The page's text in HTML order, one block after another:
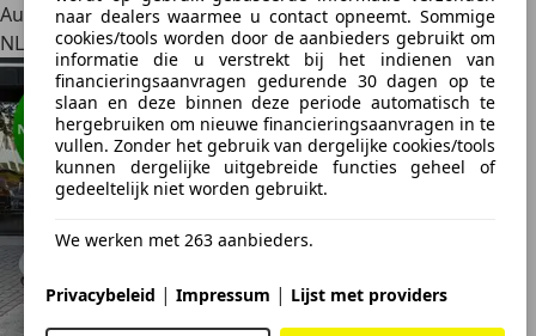
naar dealers waarmee u contact opneemt. Sommige
cookies/tools worden door de aanbieders gebruikt om
informatie die u verstrekt bij het indienen van
financieringsaanvragen gedurende 30 dagen op te
slaan en deze binnen deze periode automatisch te
hergebruiken om nieuwe financieringsaanvragen in te
vullen. Zonder het gebruik van dergelijke cookies/tools
kunnen dergelijke uitgebreide functies geheel of
gedeeltelijk niet worden gebruikt.
We werken met 263 aanbieders.
Privacybeleid | Impressum | Lijst met providers
Autobedrijf
NL 3992 AE